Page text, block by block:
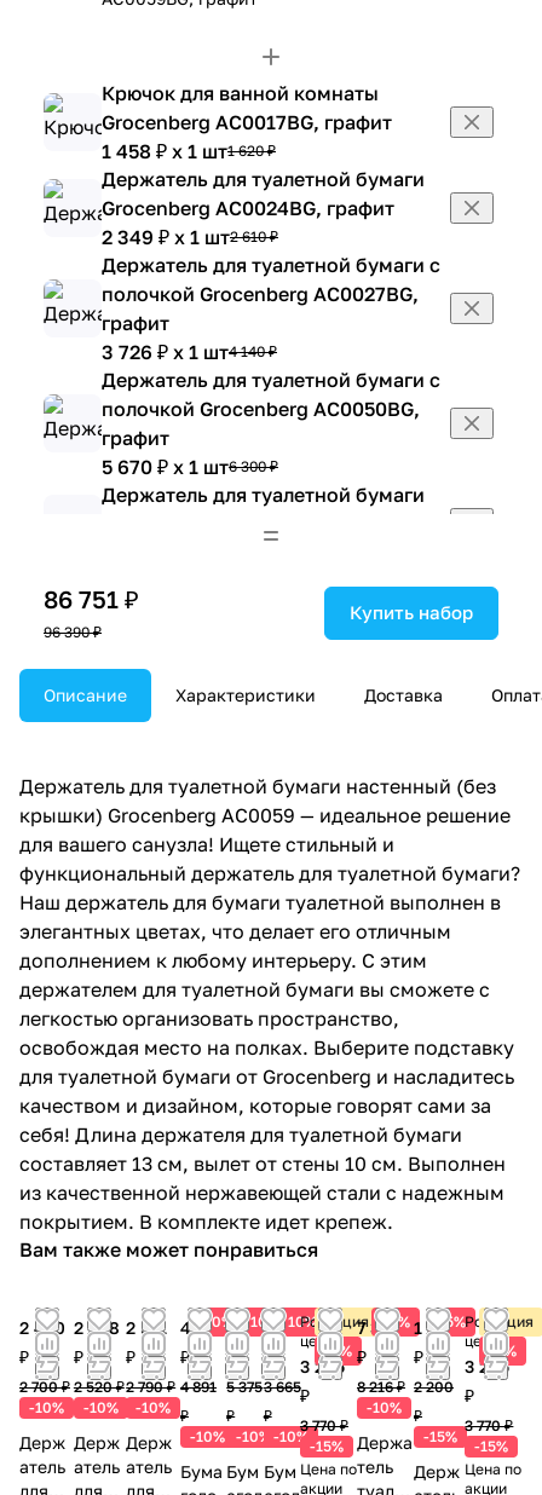
Крючок для ванной комнаты
Grocenberg AC0017BG, графит
1 458 ₽ x 1 шт1 620 ₽
Держатель для туалетной бумаги
Grocenberg AC0024BG, графит
2 349 ₽ x 1 шт2 610 ₽
Держатель для туалетной бумаги с
полочкой Grocenberg AC0027BG,
графит
3 726 ₽ x 1 шт4 140 ₽
Держатель для туалетной бумаги с
полочкой Grocenberg AC0050BG,
графит
5 670 ₽ x 1 шт6 300 ₽
Держатель для туалетной бумаги
AC0028BG, графит
Дозатор жидкого мыла Grocenberg
AC0064BG, графит
3 240 ₽ x 1 шт
AC0031BG, графит
3 159 ₽ x 1 шт3 510 ₽
Дозатор встраиваемый Grocenberg
AC0032BG, графит
4 050 ₽ x 1 шт 4 500 ₽
Дозатор встраиваемый Grocenberg
AC0033BG, графит
4 617 ₽ x 1 шт 5 130 ₽
Ершик для унитаза Grocenberg
AC0025BG, графит
4 050 ₽ x 1 шт 4 500 ₽
Ершик для унитаза Grocenberg
AC0026BG, графит
3 726 ₽ x 1 шт
Ершик для унитаза Grocenberg
AC0057BG, графит
Мыльница Grocenberg AC0023BG,
2 430 ₽ x 1 шт2 700 ₽
Мыльница Grocenberg AC0058BG,
графит
2 349 ₽ x 1 шт2 610 ₽
Планка с 2 крючками Grocenberg
AC0052BG, графит
86 751 ₽
96 390 ₽
Купить набор
Описание Характеристики Доставка
Держатель для туалетной бумаги настенный (без
крышки) Grocenberg AC0059 — идеальное решение
для вашего санузла! Ищете стильный и
функциональный держатель для туалетной бумаги?
Наш держатель для бумаги туалетной выполнен в
элегантных цветах, что делает его отличным
дополнением к любому интерьеру. С этим
держателем для туалетной бумаги вы сможете с
легкостью организовать пространство,
освобождая место на полках. Выберите подставку
для туалетной бумаги от Grocenberg и насладитесь
качеством и дизайном, которые говорят сами за
себя! Длина держателя для туалетной бумаги
составляет 13 см, вылет от стены 10 см. Выполнен
из качественной нержавеющей стали с надежным
покрытием. В комплекте идет крепеж.
Вам также может понравиться
2 430
₽
2 700 ₽
-10%
Держ
атель
для
2 268
₽
2 520 ₽
-10%
Держ
атель
для
2 511
₽
2 790 ₽
-10%
Держ
атель
для
10%
4 402
₽
4 891
₽
-10%
Бума
10%
4 838
₽
5 375
₽
-10%
Бум
10%
3 299
₽
3 665
₽
-10%
Бум
Акция
15%
Розничная
цена
3 205
₽
3 770 ₽
-15%
Цена по
акции
10%
7 394
₽
8 216 ₽
-10%
Держа
тель
туалет
15%
1 870
₽
2 200
₽
-15%
Держ
Акция
15%
Розничная
цена
3 205
₽
3 770 ₽
-15%
Цена по
акции